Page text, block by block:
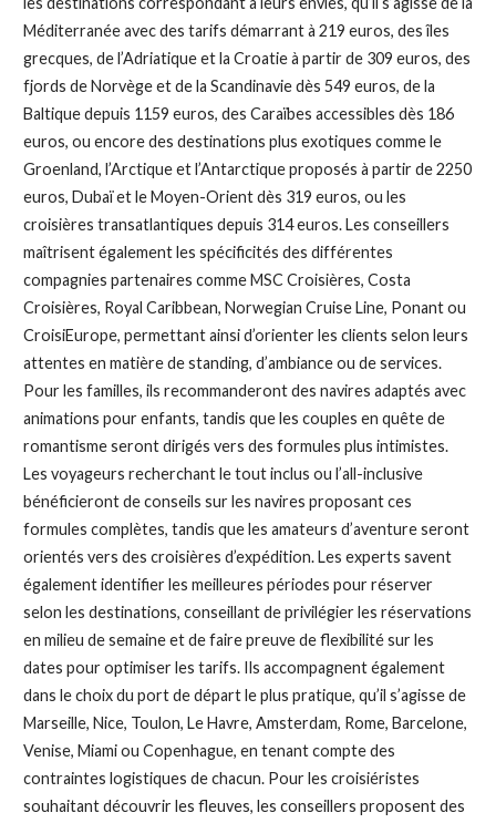
Méditerranée avec des tarifs démarrant à 219 euros, des îles
grecques, de l’Adriatique et la Croatie à partir de 309 euros, des
fjords de Norvège et de la Scandinavie dès 549 euros, de la
Baltique depuis 1159 euros, des Caraïbes accessibles dès 186
euros, ou encore des destinations plus exotiques comme le
Groenland, l’Arctique et l’Antarctique proposés à partir de 2250
euros, Dubaï et le Moyen-Orient dès 319 euros, ou les
croisières transatlantiques depuis 314 euros. Les conseillers
maîtrisent également les spécificités des différentes
compagnies partenaires comme MSC Croisières, Costa
Croisières, Royal Caribbean, Norwegian Cruise Line, Ponant ou
CroisiEurope, permettant ainsi d’orienter les clients selon leurs
attentes en matière de standing, d’ambiance ou de services.
Pour les familles, ils recommanderont des navires adaptés avec
animations pour enfants, tandis que les couples en quête de
romantisme seront dirigés vers des formules plus intimistes.
Les voyageurs recherchant le tout inclus ou l’all-inclusive
bénéficieront de conseils sur les navires proposant ces
formules complètes, tandis que les amateurs d’aventure seront
orientés vers des croisières d’expédition. Les experts savent
également identifier les meilleures périodes pour réserver
selon les destinations, conseillant de privilégier les réservations
en milieu de semaine et de faire preuve de flexibilité sur les
dates pour optimiser les tarifs. Ils accompagnent également
dans le choix du port de départ le plus pratique, qu’il s’agisse de
Marseille, Nice, Toulon, Le Havre, Amsterdam, Rome, Barcelone,
Venise, Miami ou Copenhague, en tenant compte des
contraintes logistiques de chacun. Pour les croisiéristes
souhaitant découvrir les fleuves, les conseillers proposent des